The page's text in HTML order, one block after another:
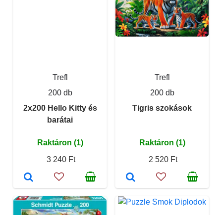
Trefl
200 db
2x200 Hello Kitty és
barátai
Raktáron (1)
3 240 Ft
Trefl
200 db
Tigris szokások
Raktáron (1)
2 520 Ft